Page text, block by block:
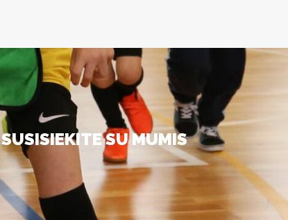
SUSISIEKITE SU MUMIS